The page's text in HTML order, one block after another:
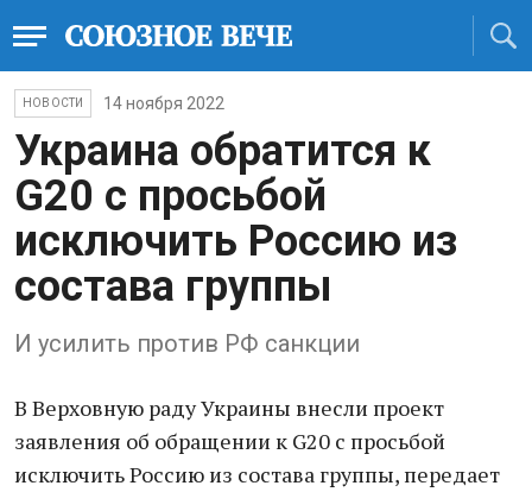
НОВОСТИ 14 ноября 2022
Украина обратится к
G20 с просьбой
исключить Россию из
состава группы
И усилить против РФ санкции
В Верховную раду Украины внесли проект
заявления об обращении к G20 с просьбой
исключить Россию из состава группы, передает